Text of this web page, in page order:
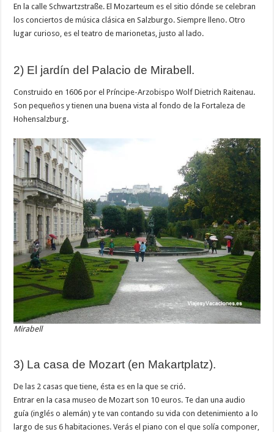
En la calle Schwartzstraße. El Mozarteum es el sitio dónde se celebran
los conciertos de música clásica en Salzburgo. Siempre lleno. Otro
lugar curioso, es el teatro de marionetas, justo al lado.
2) El jardín del Palacio de Mirabell.
Construido en 1606 por el Príncipe-Arzobispo Wolf Dietrich Raitenau.
Son pequeños y tienen una buena vista al fondo de la Fortaleza de
Hohensalzburg.
Mirabell
3) La casa de Mozart (en Makartplatz).
De las 2 casas que tiene, ésta es en la que se crió.
Entrar en la casa museo de Mozart son 10 euros. Te dan una audio
guía (inglés o alemán) y te van contando su vida con detenimiento a lo
largo de sus 6 habitaciones. Verás el piano con el que solía componer,